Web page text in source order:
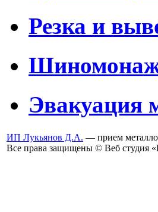
Резка и
Эвакуация
ИП Лукьянов Д.А. — прием
Все права защищены © Веб студия